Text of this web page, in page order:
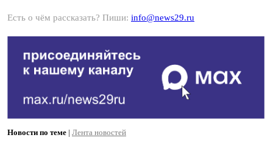
Есть о чём рассказать? Пиши: info@news29.ru
Новости по теме | Лента новостей